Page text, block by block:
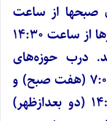
صبحها از ساعت
۷:۳۰ (هفت و سی) و بعدازظهرها از ساعت ۱۴:۳۰
درب حوزه‌های
امتحانی صبح ها راس ساعت ۷:۰۰ (هفت صبح) و
بعد از ظهرها راس ساعت ۱۴:۰۰ (دو بعدازظهر)